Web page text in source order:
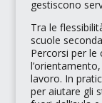
gestiscono
Tra le
scuole
Percorsi per le
l’orientamento
lavoro. In
per aiutare gli